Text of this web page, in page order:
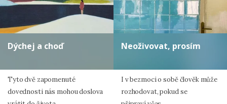
Dýchej a choď
Tyto dvě zapomenuté
dovednosti nás mohou doslova
Neoživovat, prosím
I v bezmoci o sobě člověk může
rozhodovat, pokud se